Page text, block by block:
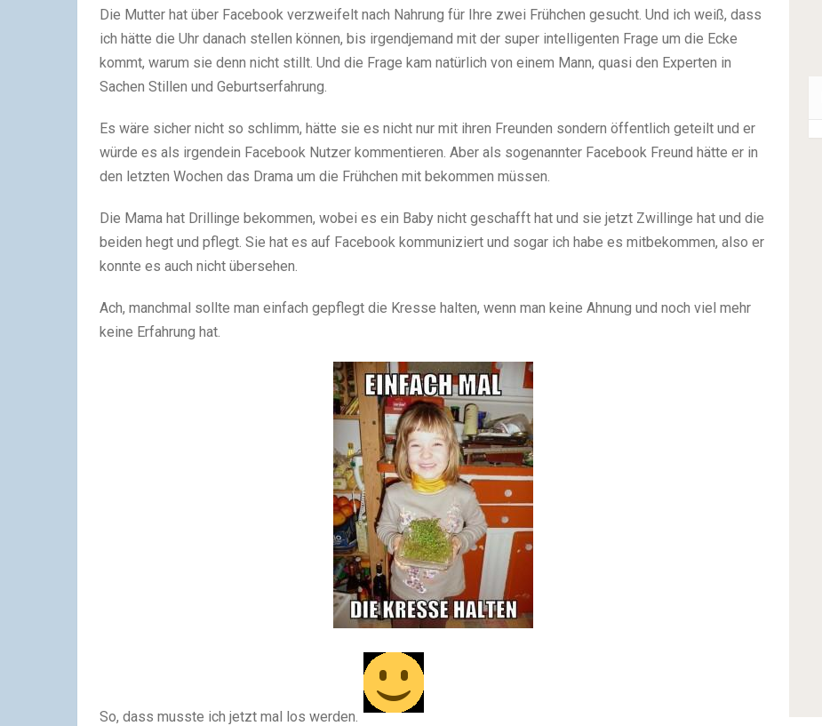
Die Mutter hat über Facebook verzweifelt nach Nahrung für Ihre zwei Frühchen gesucht. Und ich weiß, dass
ich hätte die Uhr danach stellen können, bis irgendjemand mit der super intelligenten Frage um die Ecke
kommt, warum sie denn nicht stillt. Und die Frage kam natürlich von einem Mann, quasi den Experten in
Sachen Stillen und Geburtserfahrung.
Es wäre sicher nicht so schlimm, hätte sie es nicht nur mit ihren Freunden sondern öffentlich geteilt und er
würde es als irgendein Facebook Nutzer kommentieren. Aber als sogenannter Facebook Freund hätte er in
den letzten Wochen das Drama um die Frühchen mit bekommen müssen.
Die Mama hat Drillinge bekommen, wobei es ein Baby nicht geschafft hat und sie jetzt Zwillinge hat und die
beiden hegt und pflegt. Sie hat es auf Facebook kommuniziert und sogar ich habe es mitbekommen, also er
konnte es auch nicht übersehen.
Ach, manchmal sollte man einfach gepflegt die Kresse halten, wenn man keine Ahnung und noch viel mehr
keine Erfahrung hat.
So, dass musste ich jetzt mal los werden.